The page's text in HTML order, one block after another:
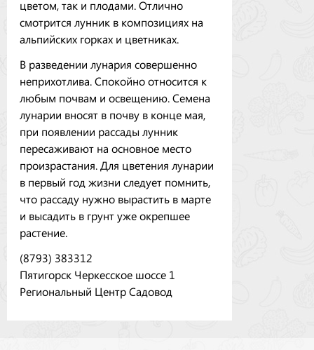
цветом, так и плодами. Отлично
смотрится лунник в композициях на
альпийских горках и цветниках.
В разведении лунария совершенно
неприхотлива. Спокойно относится к
любым почвам и освещению. Семена
лунарии вносят в почву в конце мая,
при появлении рассады лунник
пересаживают на основное место
произрастания. Для цветения лунарии
в первый год жизни следует помнить,
что рассаду нужно вырастить в марте
и высадить в грунт уже окрепшее
растение.
(8793) 383312
Пятигорск Черкесское шоссе 1
Региональный Центр Садовод